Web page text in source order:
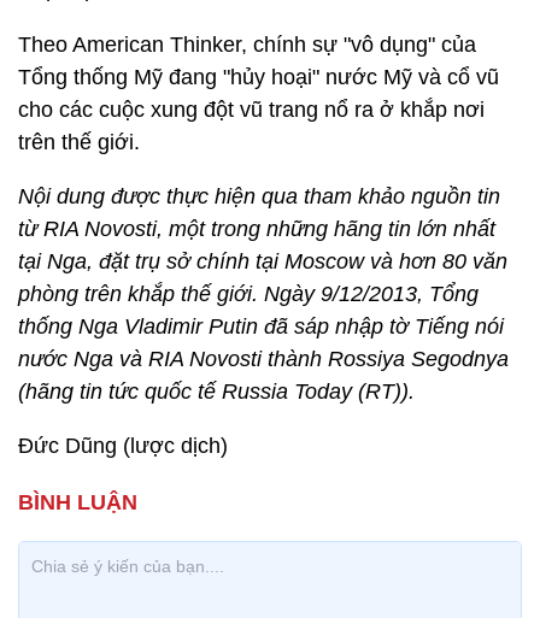
Theo American Thinker, chính sự "vô dụng" của
Tổng thống Mỹ đang "hủy hoại" nước Mỹ và cổ vũ
cho các cuộc xung đột vũ trang nổ ra ở khắp nơi
trên thế giới.
Nội dung được thực hiện qua tham khảo nguồn tin
từ RIA Novosti, một trong những hãng tin lớn nhất
tại Nga, đặt trụ sở chính tại Moscow và hơn 80 văn
phòng trên khắp thế giới. Ngày 9/12/2013, Tổng
thống Nga Vladimir Putin đã sáp nhập tờ Tiếng nói
nước Nga và RIA Novosti thành Rossiya Segodnya
(hãng tin tức quốc tế Russia Today (RT)).
Đức Dũng (lược dịch)